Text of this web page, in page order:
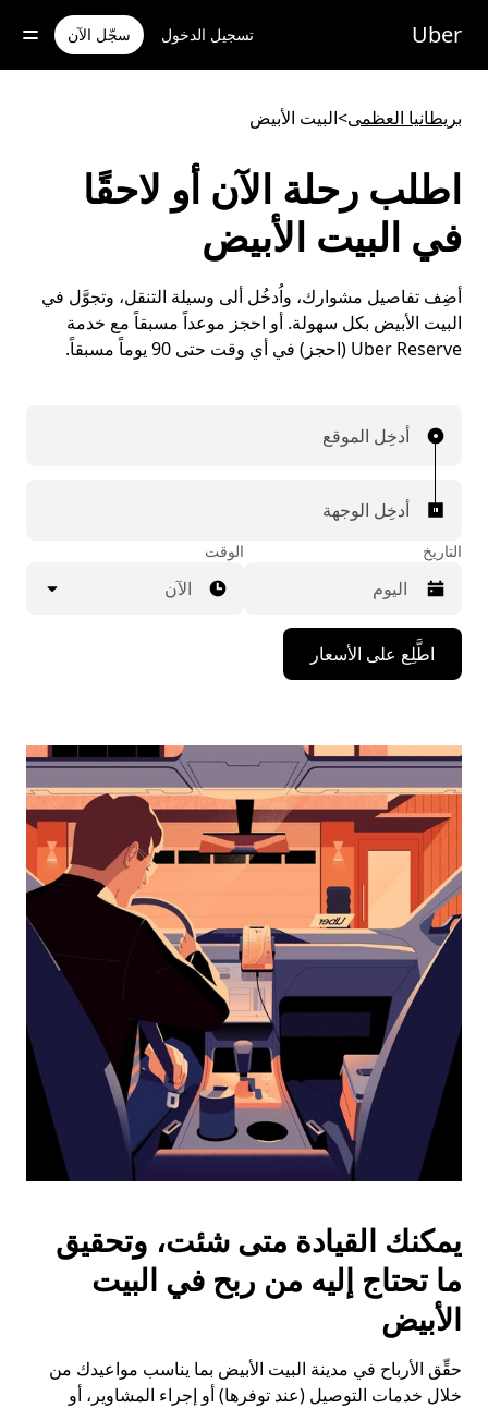
للوصول
المحتوى
Uber تسجيل الدخول سجّل الآن
بريطانيا العظمى>البيت الأبيض
اطلب رحلة الآن أو لاحقًا
في البيت الأبيض
أضِف تفاصيل مشوارك، واُدخُل ألى وسيلة التنقل، وتجوَّل في
البيت الأبيض بكل سهولة. أو احجز موعداً مسبقاً مع خدمة
Uber Reserve (احجز) في أي وقت حتى 90 يوماً مسبقاً.
أدخِل الموقع
أدخِل الوجهة
التاريخ
اضغط
على
مفتاح
للأسفل
لاستخدام
التقويم
التاريخ.
اضغط
على
زر
الخروج
لإغلاق
التقويم.
الوقت
الآن
اطَّلِع على الأسعار
يمكنك القيادة متى شئت، وتحقيق
ما تحتاج إليه من ربح في البيت
الأبيض
حقِّق الأرباح في مدينة البيت الأبيض بما يناسب مواعيدك من
خلال خدمات التوصيل (عند توفرها) أو إجراء المشاوير، أو